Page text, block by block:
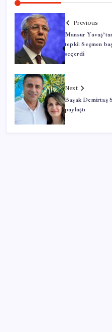
Previous
Mansur
tepki: Seçmen
seçerdi
Next
Başak Demirtaş
paylaştı